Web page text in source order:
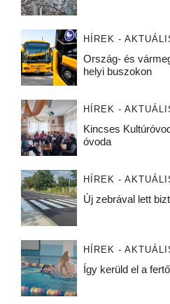
HÍREK -
Ország- és
helyi buszokon
HÍREK -
Kincses
óvoda
HÍREK -
Új zebrával lett
HÍREK -
Így kerüld el a